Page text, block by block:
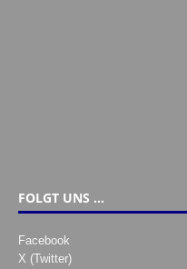
FOLGT UNS …
Facebook
X (Twitter)